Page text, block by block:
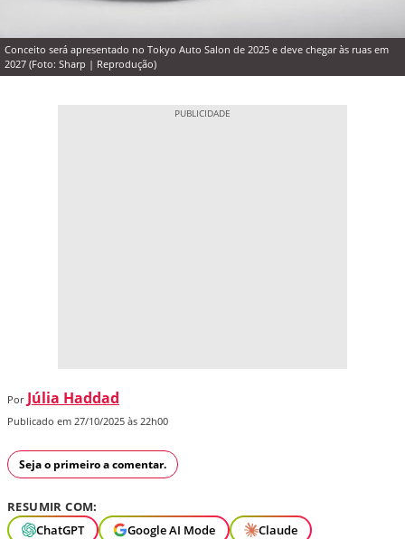
Conceito será apresentado no Tokyo Auto Salon de 2025 e deve chegar às ruas em
2027 (Foto: Sharp | Reprodução)
Por Júlia Haddad
Publicado em 27/10/2025 às 22h00
Seja o primeiro a comentar.
RESUMIR COM:
ChatGPT
Google AI Mode
Claude